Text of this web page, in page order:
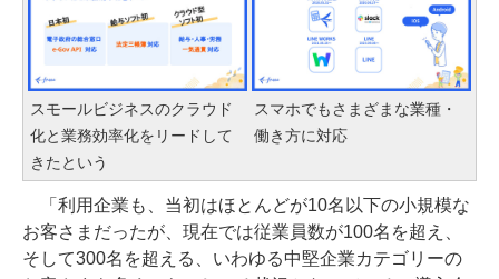
スモールビジネスのクラウド
化と業務効率化をリードして
きたという
スマホでもさまざまな業種・
働き方に対応
「利用企業も、当初はほとんどが10名以下の小規模な
お客さまだったが、現在では従業員数が100名を超え、
そして300名を超える、いわゆる中堅企業カテゴリーの